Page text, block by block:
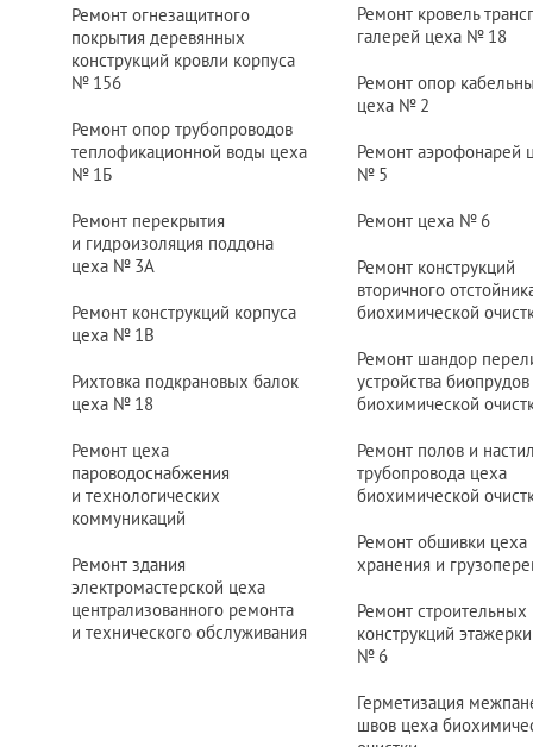
Ремонт огнезащитного
покрытия деревянных
конструкций кровли корпуса
№ 156
Ремонт опор трубопроводов
теплофикационной воды цеха
№ 1 Б
Ремонт перекрытия
и гидроизоляция поддона
цеха № 3А
Ремонт конструкций корпуса
цеха № 1 В
Рихтовка подкрановых балок
цеха № 18
Ремонт цеха
пароводоснабжения
и технологических
коммуникаций
Ремонт здания
электромастерской цеха
централизованного ремонта
и технического обслуживания
Ремонт кровель
галерей цеха № 18
Ремонт опор
цеха № 2
Ремонт аэрофонарей
№ 5
Ремонт цеха № 6
Ремонт конструкций
вторичного
биохимической
Ремонт шандор
устройства
биохимической
Ремонт полов и
трубопровода цеха
биохимической
Ремонт обшивки цеха
хранения и
Ремонт строительных
конструкций
№ 6
Герметизация
швов цеха